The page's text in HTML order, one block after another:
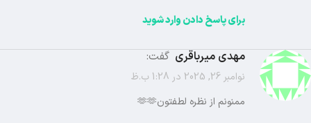
برای پاسخ دادن وارد شوید
مهدی میرباقری گفت:
نوامبر 26, 2025 در 1:28 ب.ظ
ممنونم از نظره لطفتون🫶🫶